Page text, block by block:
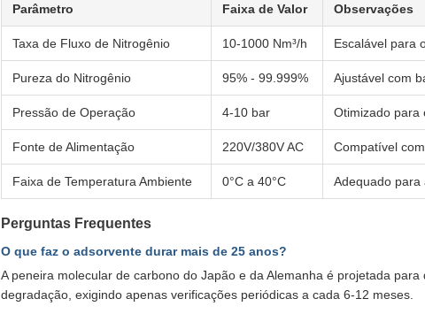
Parâmetro Faixa de Valor Observações
Taxa de Fluxo de Nitrogênio 10-1000 Nm³/h Escalável para
Pureza do Nitrogênio 95% - 99.999% Ajustável com
Pressão de Operação 4-10 bar Otimizado para
Fonte de Alimentação 220V/380V AC Compatível
Faixa de Temperatura Ambiente 0°C a 40°C Adequado para
Perguntas Frequentes
O que faz o adsorvente durar mais de 25 anos?
A peneira molecular de carbono do Japão e da Alemanha é projetada
degradação, exigindo apenas verificações periódicas a cada 6-12 meses.